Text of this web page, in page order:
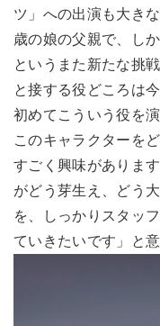
ツ」への出演も大き
歳の娘の父親で、し
というまた新たな挑
と接する役どころは
初めてこういう役を
このキャラクターを
すごく興味がありま
がどう芽生え、どう
を、しっかりスタッ
ていきたいです」と意